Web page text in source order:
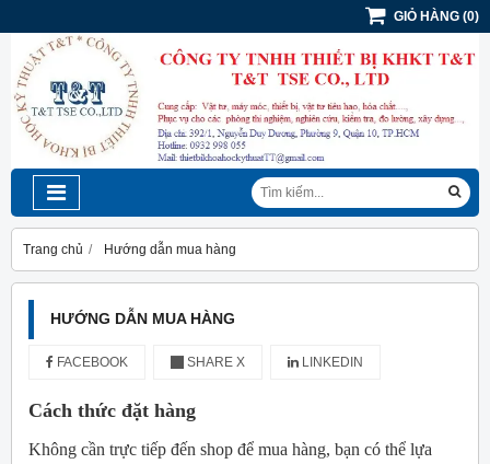
GIỎ HÀNG (0)
Trang chủ Hướng dẫn mua hàng
HƯỚNG DẪN MUA HÀNG
FACEBOOK SHARE X LINKEDIN
Cách thức đặt hàng
Không cần trực tiếp đến shop để mua hàng, bạn có thể lựa